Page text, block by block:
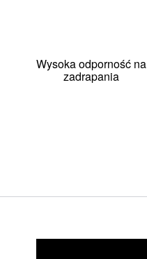
Wysoka odporność na
zadrapania